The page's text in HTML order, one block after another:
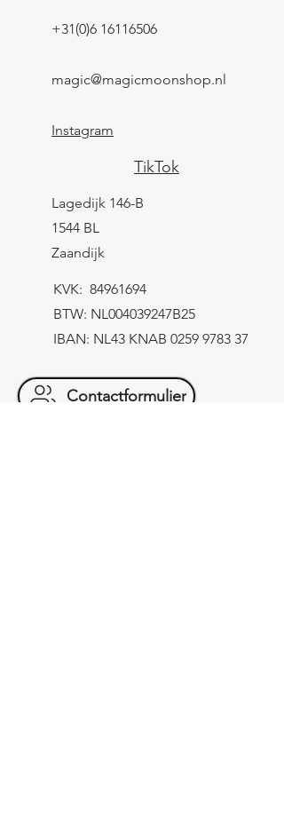
+31(0)6 16116506
magic@magicmoonshop.nl
Instagram
TikTok
Lagedijk 146-B
1544 BL
Zaandijk
KVK: 84961694
BTW: NL004039247B25
IBAN: NL43 KNAB 0259 9783 37
Contactformulier